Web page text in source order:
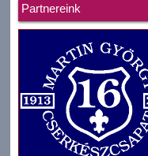
Partnereink